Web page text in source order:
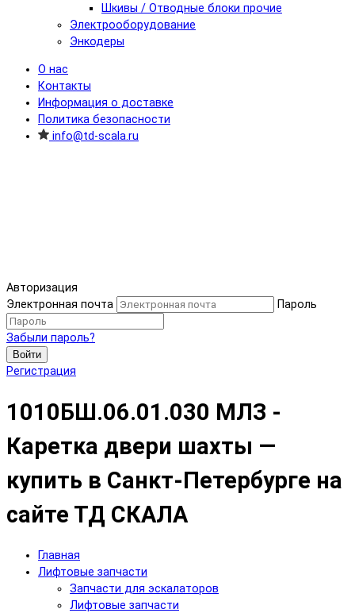
Шкивы / Отводные блоки прочие
Электрооборудование
Энкодеры
О нас
Контакты
Информация о доставке
Политика безопасности
info@td-scala.ru
Авторизация
Электронная почта
Пароль
Забыли пароль?
Войти
Регистрация
1010БШ.06.01.030 МЛЗ -
Каретка двери шахты —
купить в Санкт-Петербурге на
сайте ТД СКАЛА
Главная
Лифтовые запчасти
Запчасти для эскалаторов
Лифтовые запчасти